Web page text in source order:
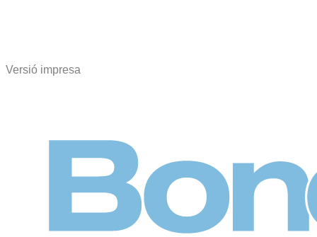
Versió impresa